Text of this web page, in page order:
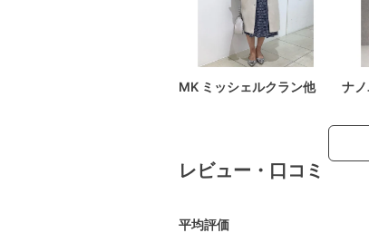
MK ミッシェルクラン他 ナ
レビュー・口コミ
平均評価